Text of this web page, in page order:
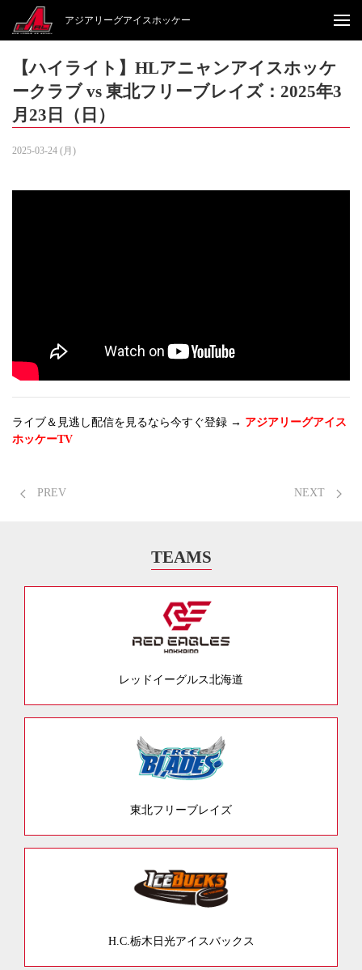
アジアリーグアイスホッケー
【ハイライト】HLアニャンアイスホッケ
ークラブ vs 東北フリーブレイズ：2025年3
月23日（日）
2025-03-24 (月)
ライブ＆見逃し配信を見るなら今すぐ登録 → アジアリーグアイス
ホッケーTV
PREV NEXT
TEAMS
レッドイーグルス北海道
東北フリーブレイズ
H.C.栃木日光アイスバックス